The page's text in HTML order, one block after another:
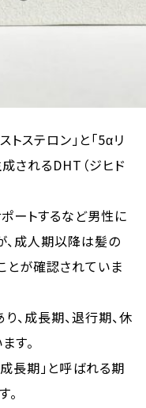
ステロン」と「5αリ
されるDHT（ジヒド
ートするなど男性に
、成人期以降は髪の
とが確認されていま
、成長期、退行期、休
す。
成長期」と呼ばれる期